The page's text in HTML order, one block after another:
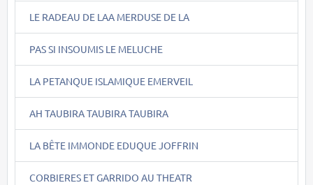
LE RADEAU DE LAA MERDUSE DE LA
PAS SI INSOUMIS LE MELUCHE
LA PETANQUE ISLAMIQUE EMERVEIL
AH TAUBIRA TAUBIRA TAUBIRA
LA BÊTE IMMONDE EDUQUE JOFFRIN
CORBIERES ET GARRIDO AU THEATR